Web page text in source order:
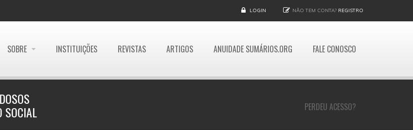
LOGIN NÃO TEM CONTA? REGISTRO
SOBRE INSTITUIÇÕES REVISTAS ARTIGOS ANUIDADE SUMÁRIOS.ORG FALE CONOSCO
PERDEU ACESSO?
SOCIAL